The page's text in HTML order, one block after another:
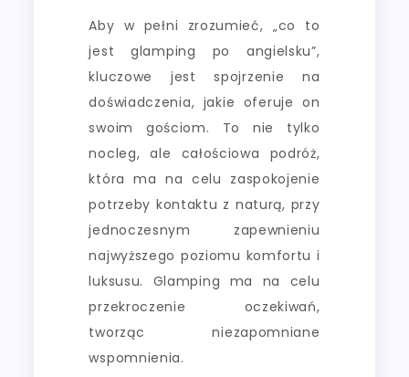
Aby w pełni zrozumieć, „co to
jest glamping po angielsku”,
kluczowe jest spojrzenie na
doświadczenia, jakie oferuje on
swoim gościom. To nie tylko
nocleg, ale całościowa podróż,
która ma na celu zaspokojenie
potrzeby kontaktu z naturą, przy
jednoczesnym zapewnieniu
najwyższego poziomu komfortu i
luksusu. Glamping ma na celu
przekroczenie oczekiwań,
tworząc niezapomniane
wspomnienia.